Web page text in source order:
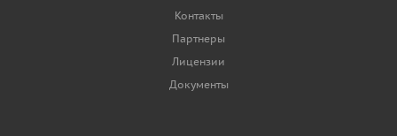
Контакты
Партнеры
Лицензии
Документы